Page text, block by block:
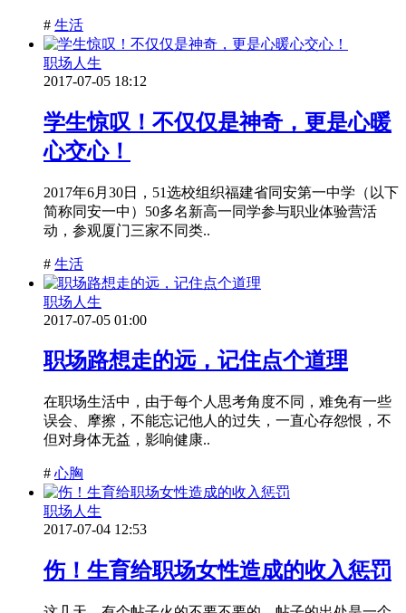
# 生活
职场人生
2017-07-05 18:12
学生惊叹！不仅仅是神奇，更是心暖
心交心！
2017年6月30日，51选校组织福建省同安第一中学（以下
简称同安一中）50多名新高一同学参与职业体验营活
动，参观厦门三家不同类..
# 生活
职场人生
2017-07-05 01:00
职场路想走的远，记住点个道理
在职场生活中，由于每个人思考角度不同，难免有一些
误会、摩擦，不能忘记他人的过失，一直心存怨恨，不
但对身体无益，影响健康..
# 心胸
职场人生
2017-07-04 12:53
伤！生育给职场女性造成的收入惩罚